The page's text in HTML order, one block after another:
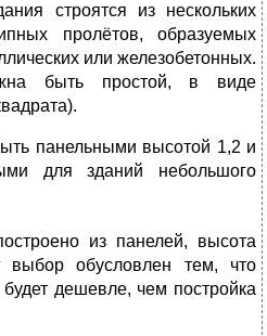
строятся из нескольких
пролётов, образуемых
или железобетонных.
быть простой, в виде
панельными высотой 1,2 и
для зданий небольшого
из панелей, высота
обусловлен тем, что
дешевле, чем постройка